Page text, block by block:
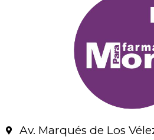
Av. Marqués de Los